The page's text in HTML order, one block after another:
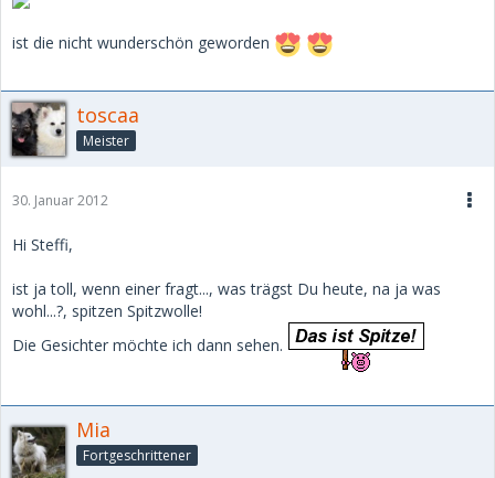
ist die nicht wunderschön geworden
toscaa
Meister
30. Januar 2012
Hi Steffi,
ist ja toll, wenn einer fragt..., was trägst Du heute, na ja was
wohl...?, spitzen Spitzwolle!
Die Gesichter möchte ich dann sehen.
Mia
Fortgeschrittener